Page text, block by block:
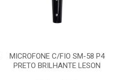
MICROFONE C/FIO SM-58 P4
PRETO BRILHANTE LESON